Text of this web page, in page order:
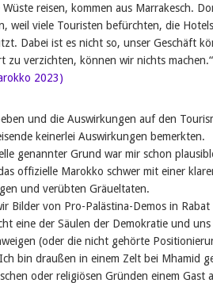
reisen, kommen aus Marrakesch.
weil viele Touristen befürchten, die
Dabei ist es nicht so, unser Geschäft
zu verzichten, können wir nichts machen.“
2023)
und die Auswirkungen auf den
keinerlei Auswirkungen bemerkten.
genannter Grund war mir schon
offizielle Marokko schwer mit einer
und verübten Gräueltaten.
Bilder von Pro-Palästina-Demos in
eine der Säulen der Demokratie und
(oder die nicht gehörte
bin draußen in einem Zelt bei Mhamid
oder religiösen Gründen einem Gast